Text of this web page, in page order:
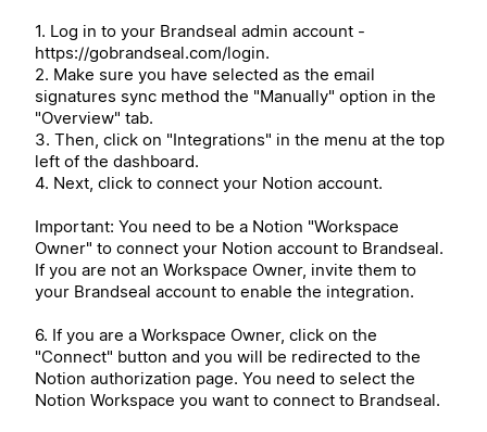
1. Log in to your Brandseal admin account -
https://gobrandseal.com/login.
2. Make sure you have selected as the email
signatures sync method the "Manually" option in the
"Overview" tab.
3. Then, click on "Integrations" in the menu at the top
left of the dashboard.
4. Next, click to connect your Notion account.
Important: You need to be a Notion "Workspace
Owner" to connect your Notion account to Brandseal.
If you are not an Workspace Owner, invite them to
your Brandseal account to enable the integration.
6. If you are a Workspace Owner, click on the
"Connect" button and you will be redirected to the
Notion authorization page. You need to select the
Notion Workspace you want to connect to Brandseal.